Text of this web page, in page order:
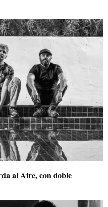
al Aire, con doble